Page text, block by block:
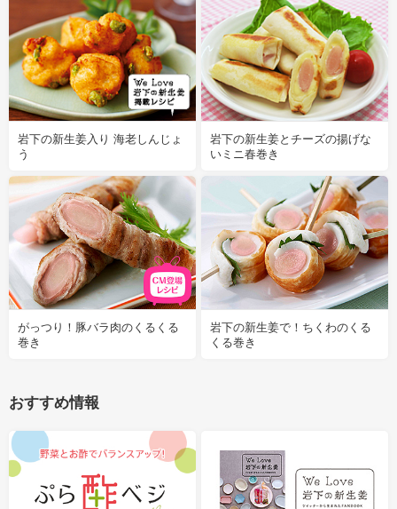
岩下の新生姜入り 海老しんじょ
う
岩下の新生姜とチーズの揚げな
いミニ春巻き
がっつり！豚バラ肉のくるくる
巻き
岩下の新生姜で！ちくわのくる
くる巻き
おすすめ情報